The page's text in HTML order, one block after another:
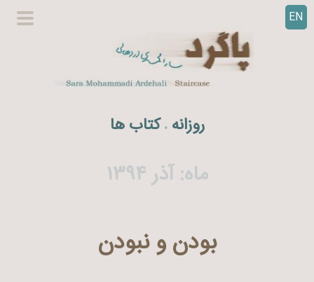
EN
روزانه . کتاب ها
ماه:آذر ۱۳۹۴
بودن و نبودن